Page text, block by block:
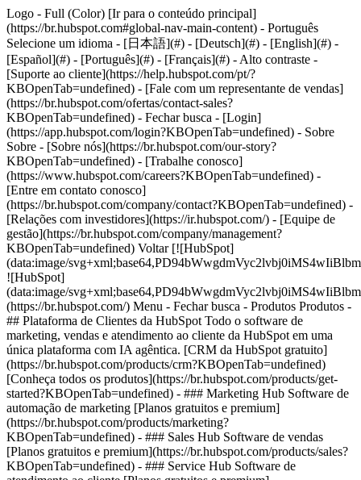
Logo - Full (Color) [Ir para o conteúdo principal]
(https://br.hubspot.com#global-nav-main-content) - Português
Selecione um idioma - [日本語](#) - [Deutsch](#) - [English](#) -
[Español](#) - [Português](#) - [Français](#) - Alto contraste -
[Suporte ao cliente](https://help.hubspot.com/pt/?
KBOpenTab=undefined) - [Fale com um representante de vendas]
(https://br.hubspot.com/ofertas/contact-sales?
KBOpenTab=undefined) - Fechar busca - [Login]
(https://app.hubspot.com/login?KBOpenTab=undefined) - Sobre
Sobre - [Sobre nós](https://br.hubspot.com/our-story?
KBOpenTab=undefined) - [Trabalhe conosco]
(https://www.hubspot.com/careers?KBOpenTab=undefined) -
[Entre em contato conosco]
(https://br.hubspot.com/company/contact?KBOpenTab=undefined) -
[Relações com investidores](https://ir.hubspot.com/) - [Equipe de
gestão](https://br.hubspot.com/company/management?
KBOpenTab=undefined) Voltar [![HubSpot]
(data:image/
![HubSpot]
(data:image/
(https://br.hubspot.com/) Menu - Fechar busca - Produtos Produtos -
## Plataforma de Clientes da HubSpot Todo o software de
marketing, vendas e atendimento ao cliente da HubSpot em uma
única plataforma com IA agêntica. [CRM da HubSpot gratuito]
(https://br.hubspot.com/products/crm?KBOpenTab=undefined)
[Conheça todos os produtos](https://br.hubspot.com/products/get-
started?KBOpenTab=undefined) - ### Marketing Hub Software de
automação de marketing [Planos gratuitos e premium]
(https://br.hubspot.com/products/marketing?
KBOpenTab=undefined) - ### Sales Hub Software de vendas
[Planos gratuitos e premium](https://br.hubspot.com/products/sales?
KBOpenTab=undefined) - ### Service Hub Software de